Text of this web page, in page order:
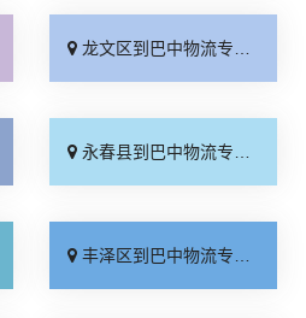
龙文区到巴中物流专线_快运直达「诚信为先」
永春县到巴中物流专线_直达到站「整车配货」
丰泽区到巴中物流专线_多少一方「运价查询」